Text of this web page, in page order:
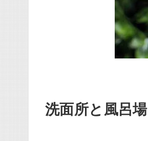
洗面所と風呂場